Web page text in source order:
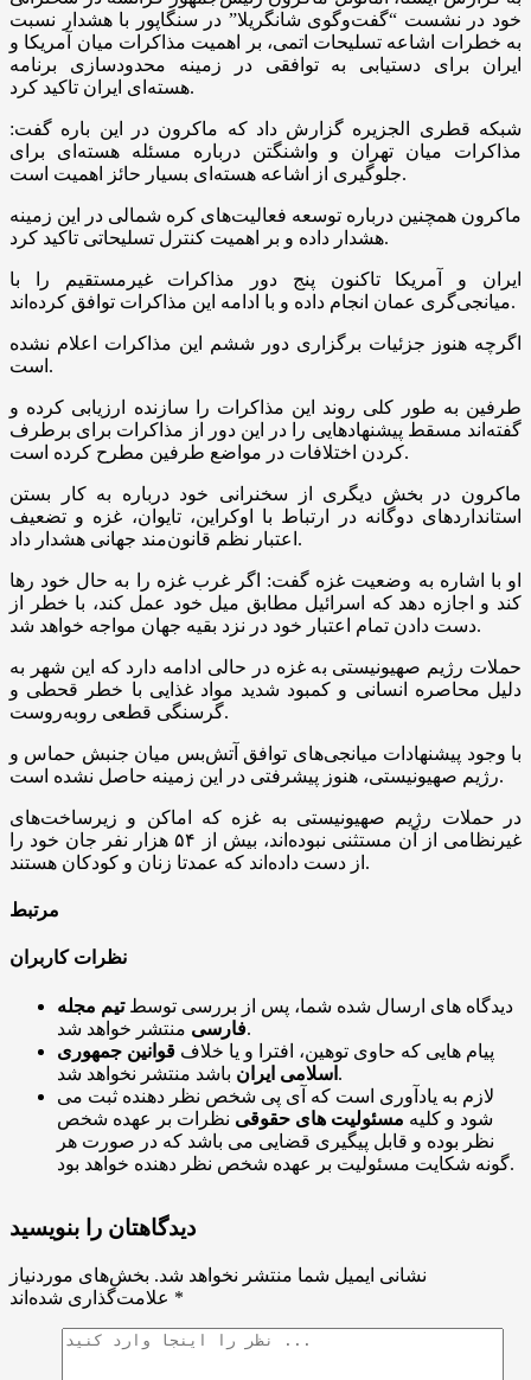
خود در نشست “گفت‌وگوی شانگریلا” در سنگاپور با هشدار نسبت
به خطرات اشاعه تسلیحات اتمی، بر اهمیت مذاکرات میان آمریکا و
ایران برای دستیابی به توافقی در زمینه محدودسازی برنامه
هسته‌ای ایران تاکید کرد.
شبکه قطری الجزیره گزارش داد که ماکرون در این باره گفت:
مذاکرات میان تهران و واشنگتن درباره مسئله هسته‌ای برای
جلوگیری از اشاعه هسته‌ای بسیار حائز اهمیت است.
ماکرون همچنین درباره توسعه فعالیت‌های کره شمالی در این زمینه
هشدار داده و بر اهمیت کنترل تسلیحاتی تاکید کرد.
ایران و آمریکا تاکنون پنج دور مذاکرات غیرمستقیم را با
میانجی‌گری عمان انجام داده و با ادامه این مذاکرات توافق کرده‌اند.
اگرچه هنوز جزئیات برگزاری دور ششم این مذاکرات اعلام نشده
است.
طرفین به طور کلی روند این مذاکرات را سازنده ارزیابی کرده و
گفته‌اند مسقط پیشنهاد‌هایی را در این دور از مذاکرات برای برطرف
کردن اختلافات در مواضع طرفین مطرح کرده است.
ماکرون در بخش دیگری از سخنرانی خود درباره به کار بستن
استاندارد‌های دوگانه در ارتباط با اوکراین، تایوان، غزه و تضعیف
اعتبار نظم قانون‌مند جهانی هشدار داد.
او با اشاره به وضعیت غزه گفت: اگر غرب غزه را به حال خود رها
کند و اجازه دهد که اسرائیل مطابق میل خود عمل کند، با خطر از
دست دادن تمام اعتبار خود در نزد بقیه جهان مواجه خواهد شد.
حملات رژیم صهیونیستی به غزه در حالی ادامه دارد که این شهر به
دلیل محاصره انسانی و کمبود شدید مواد غذایی با خطر قحطی و
گرسنگی قطعی روبه‌روست.
با وجود پیشنهادات میانجی‌های توافق آتش‌بس میان جنبش حماس و
رژیم صهیونیستی، هنوز پیشرفتی در این زمینه حاصل نشده است.
در حملات رژیم صهیونیستی به غزه که اماکن و زیرساخت‌های
غیرنظامی از آن مستثنی نبوده‌اند، بیش از ۵۴ هزار نفر جان خود را
از دست داده‌اند که عمدتا زنان و کودکان هستند.
مرتبط
نظرات کاربران
دیدگاه های ارسال شده شما، پس از بررسی توسطتیم مجله
فارسیمنتشر خواهد شد.
پیام هایی که حاوی توهین، افترا و یا خلاف قوانین جمهوری
اسلامی ایران باشد منتشر نخواهد شد.
لازم به یادآوری است که آی پی شخص نظر دهنده ثبت می
شود و کلیه مسئولیت های حقوقی نظرات بر عهده شخص
نظر بوده و قابل پیگیری قضایی می باشد که در صورت هر
گونه شکایت مسئولیت بر عهده شخص نظر دهنده خواهد بود.
دیدگاهتان را بنویسید
نشانی ایمیل شما منتشر نخواهد شد. بخش‌های موردنیاز
*